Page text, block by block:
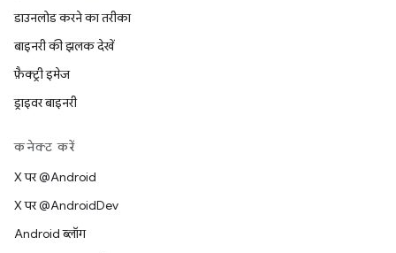
डाउनलोड करने का तरीका
बाइनरी की झलक देखें
फ़ैक्ट्री इमेज
ड्राइवर बाइनरी
कनेक्ट करें
X पर @Android
X पर @AndroidDev
Android ब्लॉग